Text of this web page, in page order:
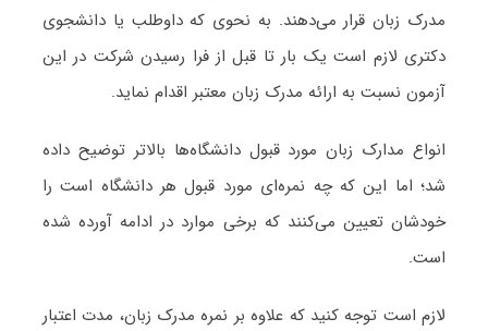
مدرک زبان قرار می‌دهند. به نحوی که داوطلب یا دانشجوی
دکتری لازم است یک بار تا قبل از فرا رسیدن شرکت در این
آزمون نسبت به ارائه مدرک زبان معتبر اقدام نماید.
انواع مدارک زبان مورد قبول دانشگاه‌ها بالاتر توضیح داده
شد؛ اما این که چه نمره‌ای مورد قبول هر دانشگاه است را
خودشان تعیین می‌کنند که برخی موارد در ادامه آورده شده
است.
لازم است توجه کنید که علاوه بر نمره مدرک زبان، مدت اعتبار